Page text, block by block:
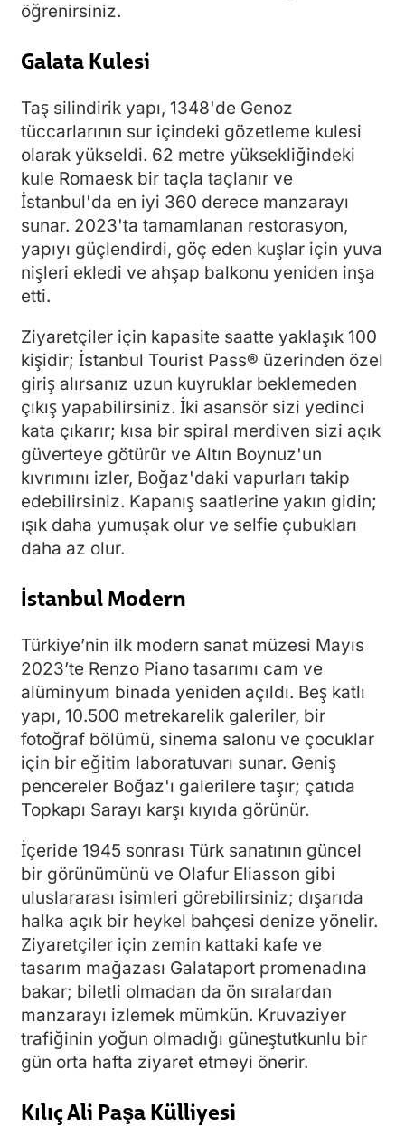
öğrenirsiniz.
Galata Kulesi
Taş silindirik yapı, 1348'de Genoz
tüccarlarının sur içindeki gözetleme kulesi
olarak yükseldi. 62 metre yüksekliğindeki
kule Romaesk bir taçla taçlanır ve
İstanbul'da en iyi 360 derece manzarayı
sunar. 2023'ta tamamlanan restorasyon,
yapıyı güçlendirdi, göç eden kuşlar için yuva
nişleri ekledi ve ahşap balkonu yeniden inşa
etti.
Ziyaretçiler için kapasite saatte yaklaşık 100
kişidir; İstanbul Tourist Pass® üzerinden özel
giriş alırsanız uzun kuyruklar beklemeden
çıkış yapabilirsiniz. İki asansör sizi yedinci
kata çıkarır; kısa bir spiral merdiven sizi açık
güverteye götürür ve Altın Boynuz'un
kıvrımını izler, Boğaz'daki vapurları takip
edebilirsiniz. Kapanış saatlerine yakın gidin;
ışık daha yumuşak olur ve selfie çubukları
daha az olur.
İstanbul Modern
Türkiye’nin ilk modern sanat müzesi Mayıs
2023’te Renzo Piano tasarımı cam ve
alüminyum binada yeniden açıldı. Beş katlı
yapı, 10.500 metrekarelik galeriler, bir
fotoğraf bölümü, sinema salonu ve çocuklar
için bir eğitim laboratuvarı sunar. Geniş
pencereler Boğaz'ı galerilere taşır; çatıda
Topkapı Sarayı karşı kıyıda görünür.
İçeride 1945 sonrası Türk sanatının güncel
bir görünümünü ve Olafur Eliasson gibi
uluslararası isimleri görebilirsiniz; dışarıda
halka açık bir heykel bahçesi denize yönelir.
Ziyaretçiler için zemin kattaki kafe ve
tasarım mağazası Galataport promenadına
bakar; biletli olmadan da ön sıralardan
manzarayı izlemek mümkün. Kruvaziyer
trafiğinin yoğun olmadığı güneştutkunlu bir
gün orta hafta ziyaret etmeyi önerir.
Kılıç Ali Paşa Külliyesi